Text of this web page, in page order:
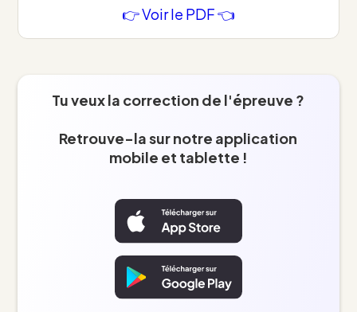
👉 Voir le PDF 👈
Tu veux la correction de l'épreuve ?
Retrouve-la sur notre application
mobile et tablette !